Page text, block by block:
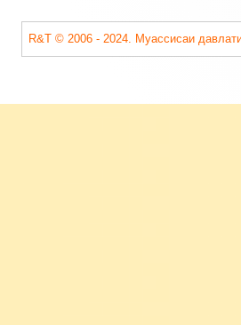
R&T © 2006 - 2024. Муассисаи